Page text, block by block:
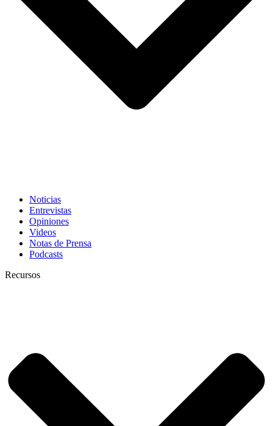
Noticias
Entrevistas
Opiniones
Videos
Notas de Prensa
Podcasts
Recursos